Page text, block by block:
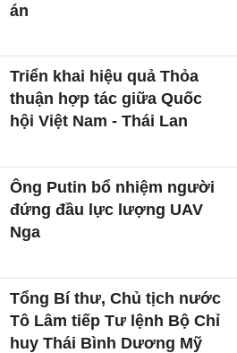
án
Triển khai hiệu quả Thỏa
thuận hợp tác giữa Quốc
hội Việt Nam - Thái Lan
Ông Putin bổ nhiệm người
đứng đầu lực lượng UAV
Nga
Tổng Bí thư, Chủ tịch nước
Tô Lâm tiếp Tư lệnh Bộ Chỉ
huy Thái Bình Dương Mỹ